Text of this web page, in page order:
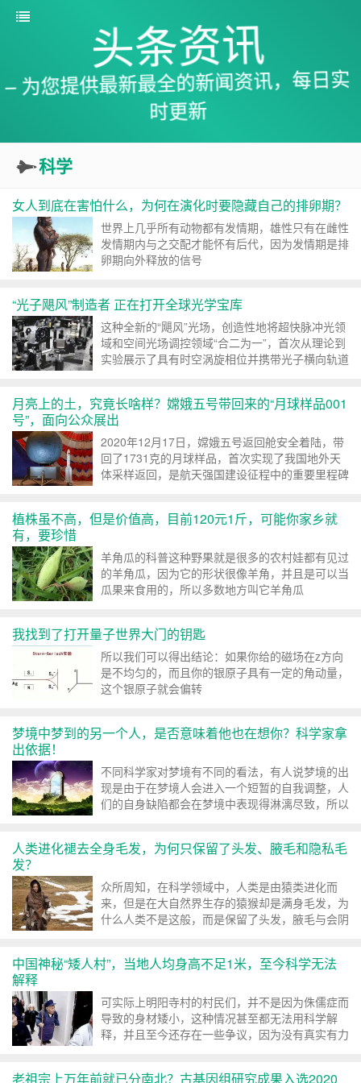
头条资讯
– 为您提供最新最全的新闻资讯，每日实
时更新
科学
女人到底在害怕什么，为何在演化时要隐藏自己的排卵期？
世界上几乎所有动物都有发情期，雄性只有在雌性
发情期内与之交配才能怀有后代，因为发情期是排
卵期向外释放的信号
“光子飓风”制造者 正在打开全球光学宝库
这种全新的“飓风”光场，创造性地将超快脉冲光领
域和空间光场调控领域“合二为一”，首次从理论到
实验展示了具有时空涡旋相位并携带光子横向轨道
月亮上的土，究竟长啥样？嫦娥五号带回来的“月球样品001
号”，面向公众展出
2020年12月17日，嫦娥五号返回舱安全着陆，带
回了1731克的月球样品，首次实现了我国地外天
体采样返回，是航天强国建设征程中的重要里程碑
植株虽不高，但是价值高，目前120元1斤，可能你家乡就
有，要珍惜
羊角瓜的科普这种野果就是很多的农村娃都有见过
的羊角瓜，因为它的形状很像羊角，并且是可以当
瓜果来食用的，所以多数地方叫它羊角瓜
我找到了打开量子世界大门的钥匙
所以我们可以得出结论：如果你给的磁场在z方向
是不均匀的，而且你的银原子具有一定的角动量，
这个银原子就会偏转
梦境中梦到的另一个人，是否意味着他也在想你？科学家拿
出依据！
不同科学家对梦境有不同的看法，有人说梦境的出
现是由于在梦境人会进入一个短暂的自我调整，人
们的自身缺陷都会在梦境中表现得淋漓尽致，所以
人类进化褪去全身毛发，为何只保留了头发、腋毛和隐私毛
发？
众所周知，在科学领域中，人类是由猿类进化而
来，但是在大自然界生存的猿猴却是满身毛发，为
什么人类不是这般，而是保留了头发，腋毛与会阴
中国神秘“矮人村”，当地人均身高不足1米，至今科学无法
解释
可实际上明阳寺村的村民们，并不是因为侏儒症而
导致的身材矮小，这种情况甚至都无法用科学解
释，并且至今还存在一些争议，因为没有真实有力
老祖宗上万年前就已分南北？古基因组研究成果入选2020